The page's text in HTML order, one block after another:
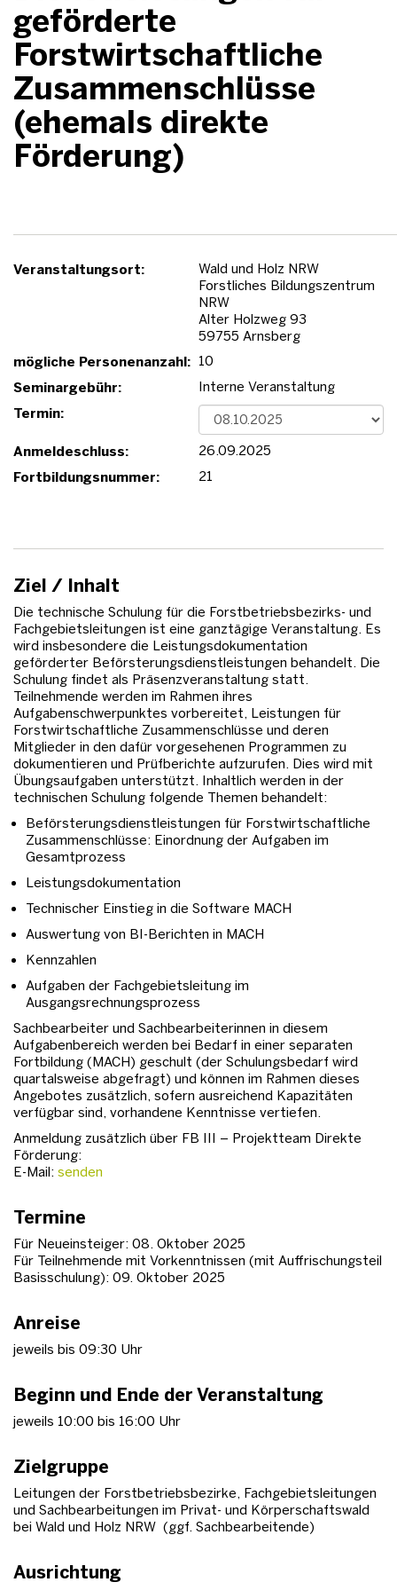
geförderte
Forstwirtschaftliche
Zusammenschlüsse
(ehemals direkte
Förderung)
Veranstaltungsort:
Wald und Holz NRW
Forstliches Bildungszentrum
NRW
Alter Holzweg 93
59755 Arnsberg
mögliche Personenanzahl: 10
Seminargebühr:
Interne Veranstaltung
Termin:
Anmeldeschluss:
26.09.2025
Fortbildungsnummer:
21
Ziel / Inhalt
Die technische Schulung für die Forstbetriebsbezirks- und
Fachgebietsleitungen ist eine ganztägige Veranstaltung. Es
wird insbesondere die Leistungsdokumentation
geförderter Beförsterungsdienstleistungen behandelt. Die
Schulung findet als Präsenzveranstaltung statt.
Teilnehmende werden im Rahmen ihres
Aufgabenschwerpunktes vorbereitet, Leistungen für
Forstwirtschaftliche Zusammenschlüsse und deren
Mitglieder in den dafür vorgesehenen Programmen zu
dokumentieren und Prüfberichte aufzurufen. Dies wird mit
Übungsaufgaben unterstützt. Inhaltlich werden in der
technischen Schulung folgende Themen behandelt:
Beförsterungsdienstleistungen für Forstwirtschaftliche
Zusammenschlüsse: Einordnung der Aufgaben im
Gesamtprozess
Leistungsdokumentation
Technischer Einstieg in die Software MACH
Auswertung von BI-Berichten in MACH
Kennzahlen
Aufgaben der Fachgebietsleitung im
Ausgangsrechnungsprozess
Sachbearbeiter und Sachbearbeiterinnen in diesem
Aufgabenbereich werden bei Bedarf in einer separaten
Fortbildung (MACH) geschult (der Schulungsbedarf wird
quartalsweise abgefragt) und können im Rahmen dieses
Angebotes zusätzlich, sofern ausreichend Kapazitäten
verfügbar sind, vorhandene Kenntnisse vertiefen.
Anmeldung zusätzlich über FB III – Projektteam Direkte
Förderung:
E-Mail: senden
Termine
Für Neueinsteiger: 08. Oktober 2025
Für Teilnehmende mit Vorkenntnissen (mit Auffrischungsteil
Basisschulung): 09. Oktober 2025
Anreise
jeweils bis 09:30 Uhr
Beginn und Ende der Veranstaltung
jeweils 10:00 bis 16:00 Uhr
Zielgruppe
Leitungen der Forstbetriebsbezirke, Fachgebietsleitungen
und Sachbearbeitungen im Privat- und Körperschaftswald
bei Wald und Holz NRW (ggf. Sachbearbeitende)
Ausrichtung